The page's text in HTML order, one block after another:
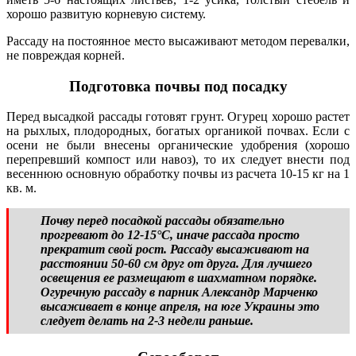
хорошо развитую корневую систему.
Рассаду на постоянное место высаживают методом перевалки,
не повреждая корней.
Подготовка почвы под посадку
Перед высадкой рассады готовят грунт. Огурец хорошо растет
на рыхлых, плодородных, богатых органикой почвах. Если с
осени не были внесены органические удобрения (хорошо
перепревший компост или навоз), то их следует внести под
весеннюю основную обработку почвы из расчета 10-15 кг на 1
кв. м.
Почву перед посадкой рассады обязательно
прогревают до 12-15°С, иначе рассада просто
прекратит свой рост. Рассаду высаживают на
расстоянии 50-60 см друг от друга. Для лучшего
освещения ее размещают в шахматном порядке.
Огуречную рассаду в парник Александр Марченко
высаживает в конце апреля, на юге Украины это
следует делать на 2-3 недели раньше.